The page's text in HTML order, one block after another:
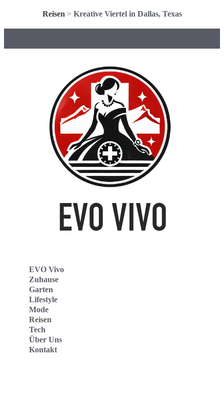
Reisen > Kreative Viertel in Dallas, Texas
EVO Vivo
Zuhause
Garten
Lifestyle
Mode
Reisen
Tech
Über Uns
Kontakt